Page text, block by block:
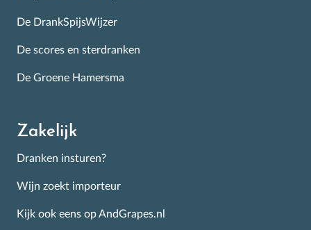
De DrankSpijsWijzer
De scores en sterdranken
De Groene Hamersma
Zakelijk
Dranken insturen?
Wijn zoekt importeur
Kijk ook eens op AndGrapes.nl